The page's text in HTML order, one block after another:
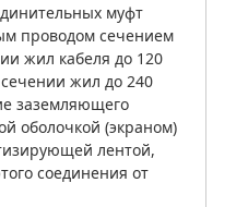
муфт
проводом сечением
жил кабеля до 120
жил до 240
заземляющего
оболочкой (экраном)
лентой,
соединения от